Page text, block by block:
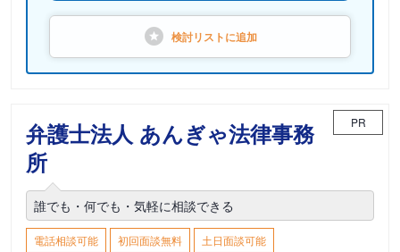
検討リストに追加
弁護士法人 あんぎゃ法律事務
所
PR
誰でも・何でも・気軽に相談できる
電話相談可能 初回面談無料
土日面談可能